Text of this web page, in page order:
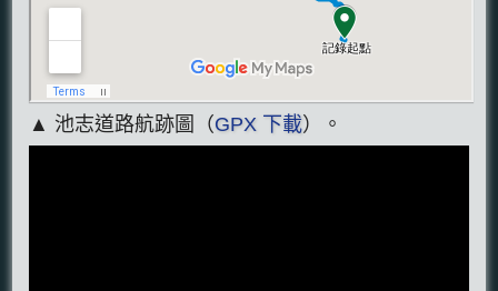
▲ 池志道路航跡圖（GPX 下載）。